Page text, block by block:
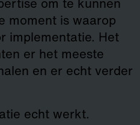
om te kunnen
moment is waarop
implementatie. Het
er het meeste
en er echt verder
echt werkt.